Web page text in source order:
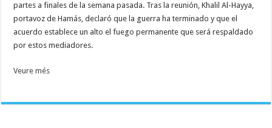
partes a finales de la semana pasada. Tras la reunión, Khalil Al-Hayya,
portavoz de Hamás, declaró que la guerra ha terminado y que el
acuerdo establece un alto el fuego permanente que será respaldado
por estos mediadores.
Veure més